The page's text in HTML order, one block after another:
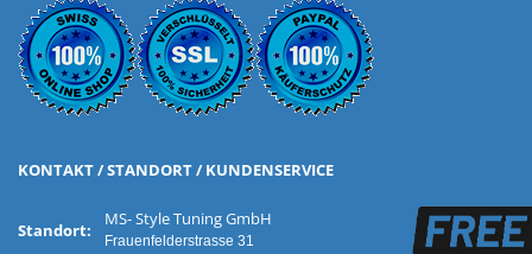
KONTAKT / STANDORT / KUNDENSERVICE
Standort:
MS- Style Tuning GmbH
Frauenfelderstrasse 31